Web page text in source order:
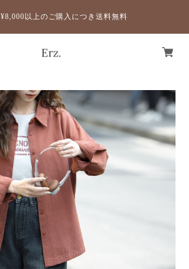
¥8,000以上のご購入につき送料無料